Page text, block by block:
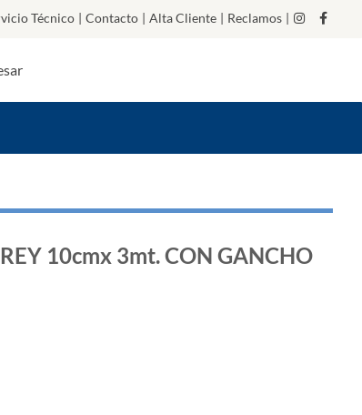
Técnico | Contacto | Alta Cliente | Reclamos |
10cmx 3mt. CON GANCHO